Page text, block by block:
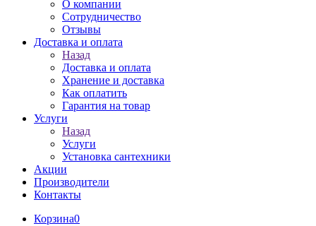
О компании
Сотрудничество
Отзывы
Доставка и оплата
Назад
Доставка и оплата
Хранение и доставка
Как оплатить
Гарантия на товар
Услуги
Назад
Услуги
Установка сантехники
Акции
Производители
Контакты
Корзина0